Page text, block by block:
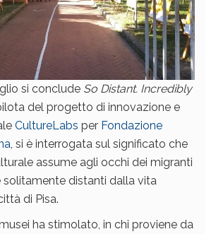
si conclude So Distant. Incredibly
del progetto di innovazione e
CultureLabs per Fondazione
, si è interrogata sul significato che
assume agli occhi dei migranti
solitamente distanti dalla vita
di Pisa.
ha stimolato, in chi proviene da